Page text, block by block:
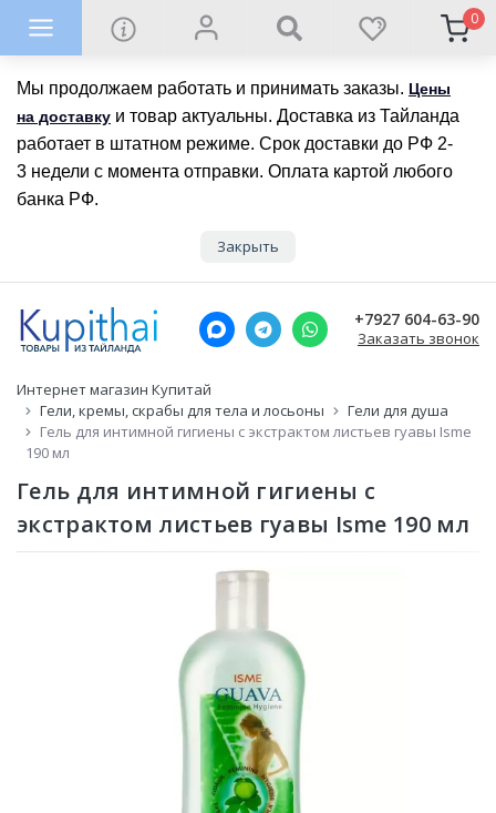
Мы продолжаем работать и принимать заказы. Цены
на доставку и товар актуальны. Доставка из Тайланда
работает в штатном режиме. Срок доставки до РФ 2-
3 недели с момента отправки. Оплата картой любого
банка РФ.
Закрыть
0
+7927 604-63-90
Заказать звонок
Интернет магазин Купитай
Гели, кремы, скрабы для тела и лосьоны
Гели для душа
Гель для интимной гигиены с экстрактом листьев гуавы Isme
190 мл
Гель для интимной гигиены с
экстрактом листьев гуавы Isme 190 мл